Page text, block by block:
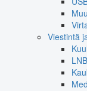
Viestintä